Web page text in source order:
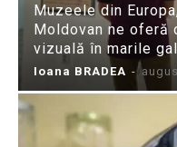
Muzeele din
Moldovan ne oferă
vizuală în marile
Ioana BRADEA -